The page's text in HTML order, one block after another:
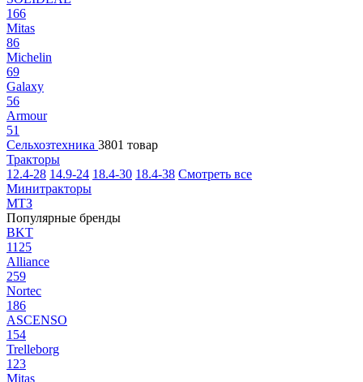
166
Mitas
86
Michelin
69
Galaxy
56
Armour
51
Сельхозтехника 3801 товар
Тракторы
12.4-28 14.9-24 18.4-30 18.4-38 Смотреть все
Минитракторы
МТЗ
Популярные бренды
BKT
1125
Alliance
259
Nortec
186
ASCENSO
154
Trelleborg
123
Mitas